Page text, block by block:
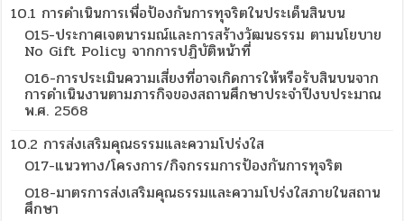
10.1 การดำเนินการเพื่อป้องกันการทุจริตในประเด็นสินบน
O15-ประกาศเจตนารมณ์และการสร้างวัฒนธรรม ตามนโยบาย
No Gift Policy จากการปฏิบัติหน้าที่
O16-การประเมินความเสี่ยงที่อาจเกิดการให้หรือรับสินบนจาก
การดำเนินงานตามภารกิจของสถานศึกษาประจำปีงบประมาณ
พ.ศ. 2568
10.2 การส่งเสริมคุณธรรมและความโปร่งใส
O17-แนวทาง/โครงการ/กิจกรรมการป้องกันการทุจริต
O18-มาตรการส่งเสริมคุณธรรมและความโปร่งใสภายในสถาน
ศึกษา